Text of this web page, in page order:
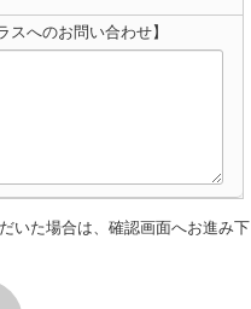
スへのお問い合わせ】
いた場合は、確認画面へお進み下